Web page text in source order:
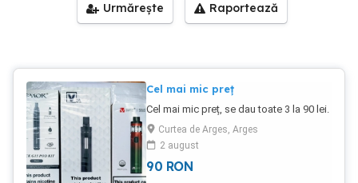
Urmărește Raportează
Cel mai mic preț
Cel mai mic preț, se dau toate 3 la 90 lei.
Curtea de Arges, Arges
2 august
90 RON